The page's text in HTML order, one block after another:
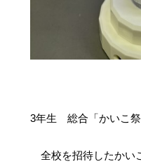
3年生　総合「かいこ祭
全校を招待したかい